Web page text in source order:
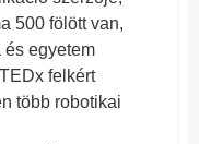
500 fölött van,
és egyetem
felkért
több robotikai